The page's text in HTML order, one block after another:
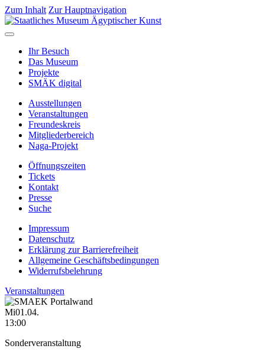
Zum Inhalt Zur Hauptnavigation
Ihr Besuch
Das Museum
Projekte
SMÄK digital
Ausstellungen
Veranstaltungen
Freundeskreis
Mitgliederbereich
Naga-Projekt
Öffnungszeiten
Tickets
Kontakt
Presse
Suche
Impressum
Datenschutz
Erklärung zur Barrierefreiheit
Allgemeine Geschäftsbedingungen
Widerrufsbelehrung
Veranstaltungen
Mi01.04.
13:00
Sonderveranstaltung